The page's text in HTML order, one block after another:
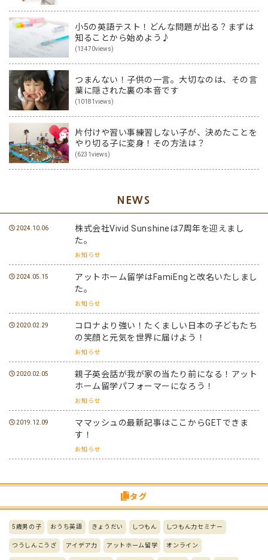
小5の英語テスト！どんな問題が出る？まずは
知ることから始めよう♪
(13470views)
つまんない！子供の一言。大切なのは、その言
葉に隠された裏の本音です
(10181views)
片付けや習い事練習しない子が、決めたことを
やり切る子に変身！その方法は？
(6231views)
NEWS
2024.10.06
株式会社Vivid Sunshineは7周年を迎えまし
た。
お知らせ
2024.05.15
アットホーム留学はFamiEngと改名いたしまし
た。
お知らせ
2020.02.29
コロナより強い！たくましい日本の子どもたち
の笑顔と元気を世界に届けよう！
お知らせ
2020.02.05
親子英会話が我が家の当たり前になる！アット
ホーム留学パフォーマーになろう！
お知らせ
2019.12.09
ママッシュの最新記事はここからGETできま
す！
お知らせ
タグ
5歳男の子 おうち英語 きょうだい しつもん しつもん力セミナー
つうしんこうざ アイデア力 アットホーム留学 オンライン